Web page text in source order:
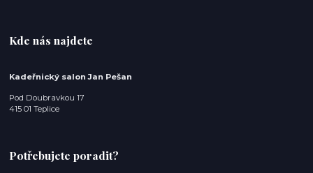
Kde nás najdete
Kadeřnický salon Jan Pešan
Pod Doubravkou 17
415 01 Teplice
Potřebujete poradit?